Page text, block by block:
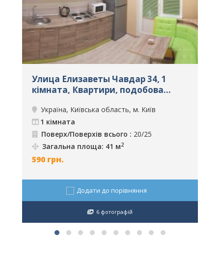
Улица Елизаветы Чавдар 34, 1
кімната, Квартири, подобова
Україна, Київська область, м. Київ
1 кімната
Поверх/Поверхів всього : 20/25
Загальна площа: 41 м2
590 грн.
Додати до порівняння
6 фотографій